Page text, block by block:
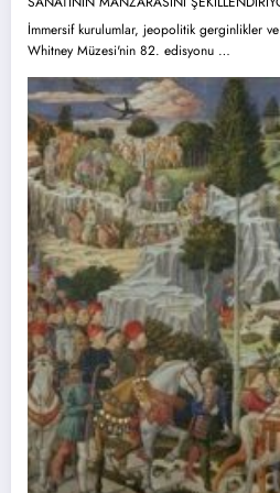
İmmersif kurulumlar, jeopolitik gerginlikler
Whitney Müzesi'nin 82. edisyonu …